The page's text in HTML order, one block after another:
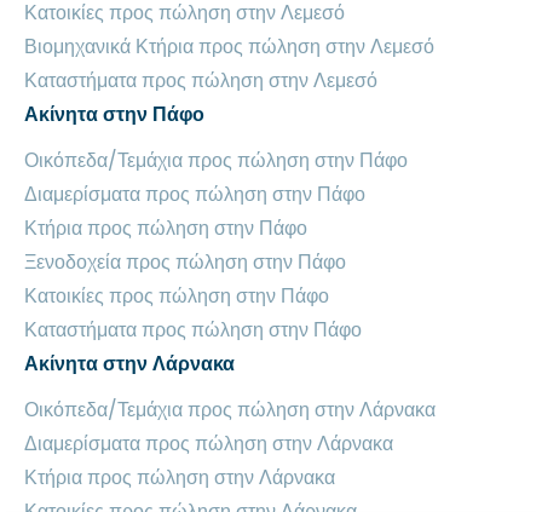
Κατοικίες προς πώληση στην Λεμεσό
Βιομηχανικά Κτήρια προς πώληση στην Λεμεσό
Καταστήματα προς πώληση στην Λεμεσό
Ακίνητα στην Πάφο
Οικόπεδα/Τεμάχια προς πώληση στην Πάφο
Διαμερίσματα προς πώληση στην Πάφο
Κτήρια προς πώληση στην Πάφο
Ξενοδοχεία προς πώληση στην Πάφο
Κατοικίες προς πώληση στην Πάφο
Καταστήματα προς πώληση στην Πάφο
Ακίνητα στην Λάρνακα
Οικόπεδα/Τεμάχια προς πώληση στην Λάρνακα
Διαμερίσματα προς πώληση στην Λάρνακα
Κτήρια προς πώληση στην Λάρνακα